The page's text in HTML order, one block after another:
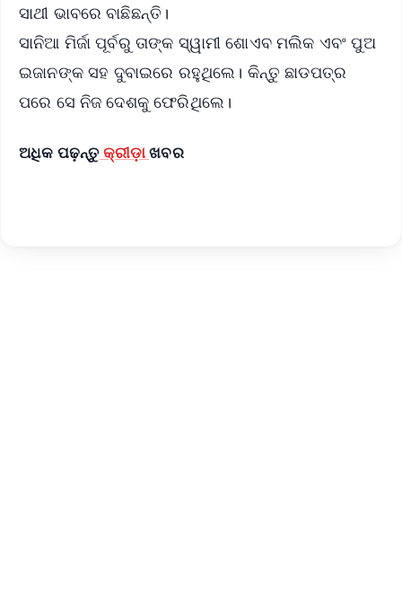
ସାଥୀ ଭାବରେ ବାଛିଛନ୍ତି।
ସାନିଆ ମିର୍ଜା ପୂର୍ବରୁ ତାଙ୍କ ସ୍ୱାମୀ ଶୋଏବ ମଲିକ ଏବଂ ପୁଅ
ଇଜାନଙ୍କ ସହ ଦୁବାଇରେ ରହୁଥିଲେ। କିନ୍ତୁ ଛାଡପତ୍ର
ପରେ ସେ ନିଜ ଦେଶକୁ ଫେରିଥିଲେ।
ଅଧିକ ପଢ଼ନ୍ତୁ କ୍ରୀଡ଼ାଖବର